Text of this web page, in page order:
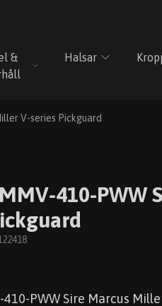
&
Halsar
V-series Pickguard
410-PWW
410-PWW Sire Marcus